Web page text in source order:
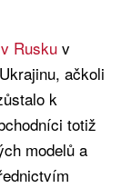
Rusku v
ačkoli
k
totiž
modelů a